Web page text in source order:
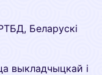
Беларускі
выкладчыцкай і